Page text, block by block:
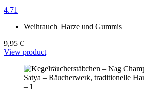
4.71
Weihrauch, Harze und Gummis
9,95 €
View product